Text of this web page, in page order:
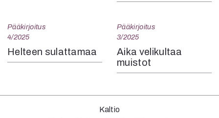
Pääkirjoitus
4/2025
Helteen sulattamaa
Pääkirjoitus
3/2025
Aika velikultaa
muistot
Kaltio